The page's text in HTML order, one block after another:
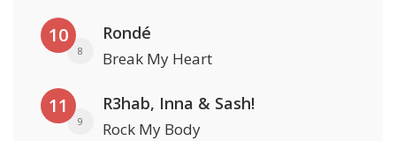
10
8
Rondé
Break My Heart
11
9
R3hab, Inna & Sash!
Rock My Body